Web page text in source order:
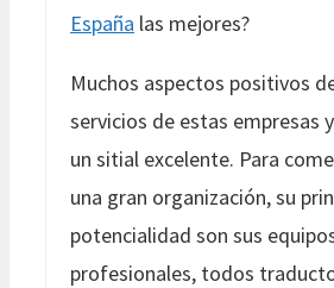
España las mejores?
Muchos aspectos positivos
servicios de estas empresas
un sitial excelente. Para
una gran organización, su
potencialidad son sus
profesionales, todos